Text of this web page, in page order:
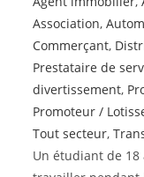
Association,
Commerçant,
Prestataire de
divertissement,
Promoteur /
Tout secteur,
Un étudiant de 18